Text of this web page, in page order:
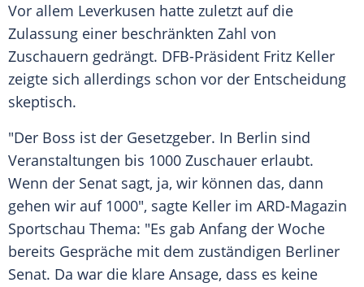
Vor allem Leverkusen hatte zuletzt auf die
Zulassung einer beschränkten Zahl von
Zuschauern gedrängt. DFB-Präsident Fritz Keller
zeigte sich allerdings schon vor der Entscheidung
skeptisch.
"Der Boss ist der Gesetzgeber. In Berlin sind
Veranstaltungen bis 1000 Zuschauer erlaubt.
Wenn der Senat sagt, ja, wir können das, dann
gehen wir auf 1000", sagte Keller im ARD-Magazin
Sportschau Thema: "Es gab Anfang der Woche
bereits Gespräche mit dem zuständigen Berliner
Senat. Da war die klare Ansage, dass es keine